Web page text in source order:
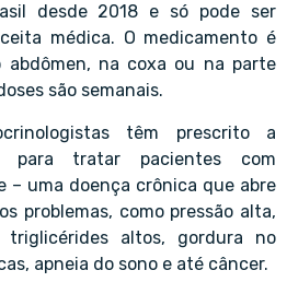
desde 2018 e só pode ser
médica. O medicamento é
na coxa ou na parte
são semanais.
têm prescrito a
para tratar pacientes com
– uma doença crônica que abre
problemas, como pressão alta,
triglicérides altos, gordura no
apneia do sono e até câncer.